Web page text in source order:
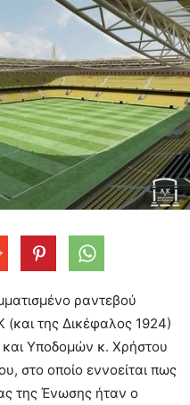
ραντεβού
της Δικέφαλος 1924)
Υποδομών κ. Χρήστου
στο οποίο εννοείται πως
της Ένωσης ήταν ο